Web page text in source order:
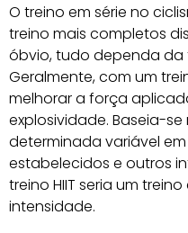
O treino em série no
treino mais completos
óbvio, tudo dependa
Geralmente, com um
melhorar a força
explosividade. Baseia-
determinada variável
estabelecidos e outros
treino HIIT seria um
intensidade.